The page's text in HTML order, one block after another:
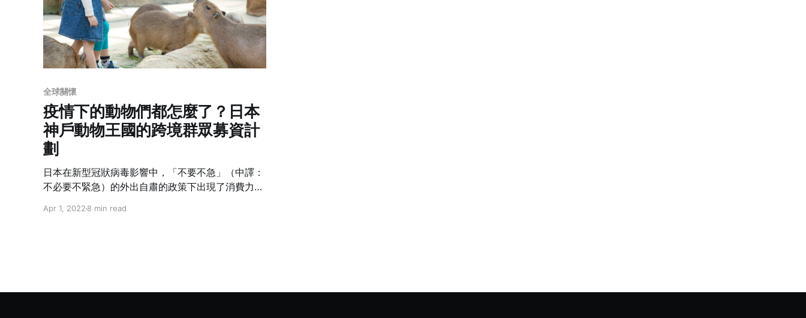
全球關懷
疫情下的動物們都怎麼了？日本
神戶動物王國的跨境群眾募資計
劃
日本在新型冠狀病毒影響中，「不要不急」（中譯：
不必要不緊急）的外出自肅的政策下出現了消費力衰
問題，造成各種產業的經營者面臨經營困難。七月底
Apr 1, 2022 8 min read